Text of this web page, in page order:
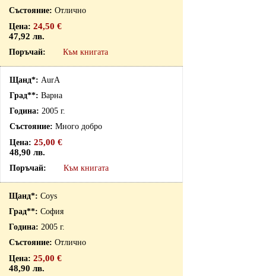
Отлично
24,50 €
47,92 лв.
Към книгата
AurA
Варна
2005 г.
Много добро
25,00 €
48,90 лв.
Към книгата
Coys
София
2005 г.
Отлично
25,00 €
48,90 лв.